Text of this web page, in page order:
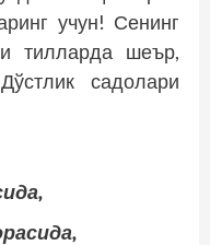
учун! Сенинг
тилларда шеър,
садолари